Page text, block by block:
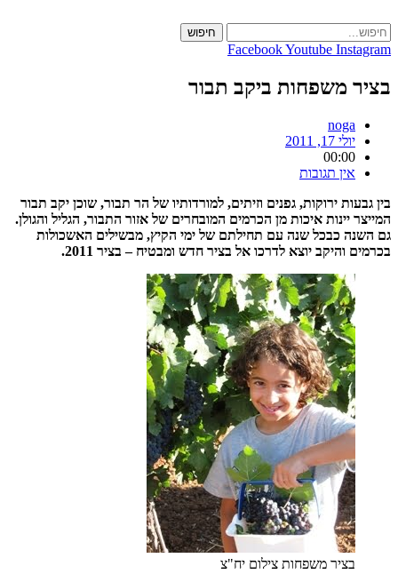
to
content
חיפוש
FacebookYoutube Instagram
בציר משפחות ביקב תבור
noga
יולי 17, 2011
00:00
אין תגובות
בין גבעות ירוקות, גפנים וזיתים, למורדותיו של הר תבור, שוכן יקב תבור
המייצר יינות איכות מן הכרמים המובחרים של אזור התבור, הגליל והגולן.
גם השנה כבכל שנה עם תחילתם של ימי הקיץ, מבשילים האשכולות
בכרמים והיקב יוצא לדרכו אל בציר חדש ומבטיח – בציר 2011.
בציר משפחות צילום יח"צ